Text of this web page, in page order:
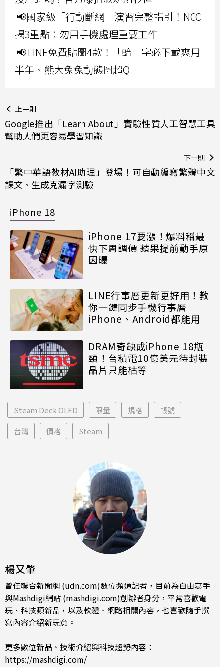
📢國家級「行動斷網」演習完整指引！NCC
揭3重點：勿用手機處理重要工作
📢 LINE免費貼圖4款！「蛤」字必下載爽用
半年、熊大兔兔動態圖超Q
上一則
Google推出「Learn About」實驗性質人工智慧工具
幫助人們更容易學習知識
下一則
「繁中華語教材AI助理」登場！可自動編寫繁體中文
課文、生成克漏字測驗
iPhone 18
iPhone 17要漲！爆料稱最
快下周調價 蘋果提前動手原
因曝
LINE行事曆更新更好用！教
你一鍵同步手機行事曆
iPhone、Android都能用
DRAM奇缺成iPhone 18瓶
頸！台積電10億美元待封裝
晶片只能枯等
Steam Deck OLED 限量 規格 帳號
台灣 價格 Steam
楊又肇
曾任聯合新聞網 (udn.com)數位頻道記者，目前為自由寫手
與Mashdigi網站 (mashdigi.com)創辦者身分，平常喜歡電
玩、科技類新品，以及軟體、網路相關內容，也喜歡隨手撰
寫內容介紹新玩意。
更多數位新品、技術介紹與科技趨勢內容：
https://mashdigi.com/